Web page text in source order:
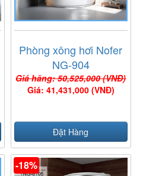
Phòng xông hơi Nofer
NG-904
Giá hãng: 50,525,000 (VNĐ)
Giá: 41,431,000 (VNĐ)
Đặt Hàng
-18%